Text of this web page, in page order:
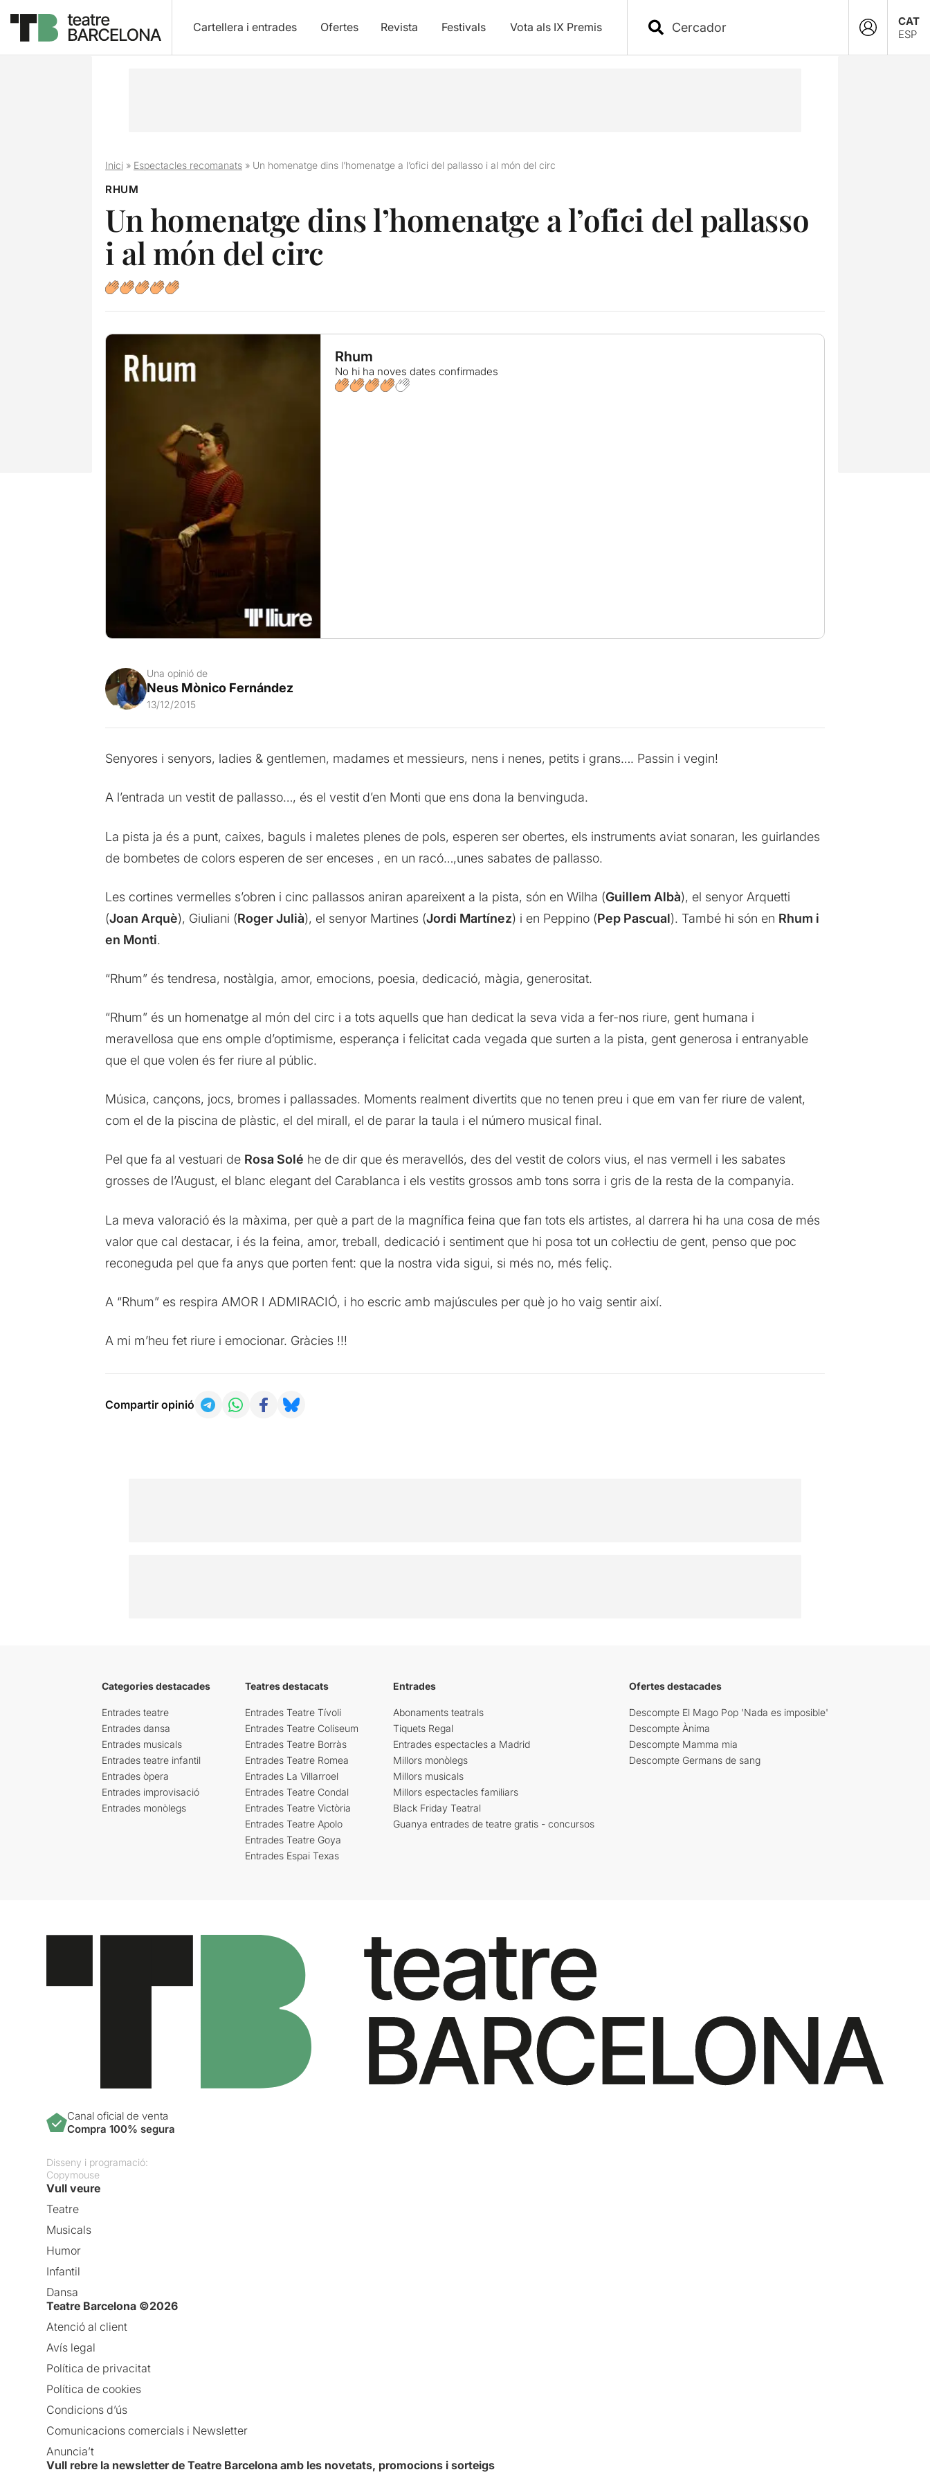
Cartellera i entrades Ofertes Revista Festivals Vota als IX Premis
CAT
ESP
Inici» Espectacles recomanats» Un homenatge dins l’homenatge a l’ofici del pallasso i al món del circ
RHUM
Un homenatge dins l’homenatge a l’ofici del pallasso
i al món del circ
Rhum
No hi ha noves dates confirmades
Una opinió de
Neus Mònico Fernández
13/12/2015
Senyores i senyors, ladies & gentlemen, madames et messieurs, nens i nenes, petits i grans…. Passin i vegin!
A l’entrada un vestit de pallasso…, és el vestit d’en Monti que ens dona la benvinguda.
La pista ja és a punt, caixes, baguls i maletes plenes de pols, esperen ser obertes, els instruments aviat sonaran, les guirlandes
de bombetes de colors esperen de ser enceses , en un racó…,unes sabates de pallasso.
Les cortines vermelles s’obren i cinc pallassos aniran apareixent a la pista, són en Wilha (Guillem Albà), el senyor Arquetti
(Joan Arquè), Giuliani (Roger Julià), el senyor Martines (Jordi Martínez) i en Peppino (Pep Pascual). També hi són en Rhum i
en Monti.
“Rhum” és tendresa, nostàlgia, amor, emocions, poesia, dedicació, màgia, generositat.
“Rhum” és un homenatge al món del circ i a tots aquells que han dedicat la seva vida a fer-nos riure, gent humana i
meravellosa que ens omple d’optimisme, esperança i felicitat cada vegada que surten a la pista, gent generosa i entranyable
que el que volen és fer riure al públic.
Música, cançons, jocs, bromes i pallassades. Moments realment divertits que no tenen preu i que em van fer riure de valent,
com el de la piscina de plàstic, el del mirall, el de parar la taula i el número musical final.
Pel que fa al vestuari de Rosa Solé he de dir que és meravellós, des del vestit de colors vius, el nas vermell i les sabates
grosses de l’August, el blanc elegant del Carablanca i els vestits grossos amb tons sorra i gris de la resta de la companyia.
La meva valoració és la màxima, per què a part de la magnífica feina que fan tots els artistes, al darrera hi ha una cosa de més
valor que cal destacar, i és la feina, amor, treball, dedicació i sentiment que hi posa tot un col·lectiu de gent, penso que poc
reconeguda pel que fa anys que porten fent: que la nostra vida sigui, si més no, més feliç.
A “Rhum” es respira AMOR I ADMIRACIÓ, i ho escric amb majúscules per què jo ho vaig sentir així.
A mi m’heu fet riure i emocionar. Gràcies !!!
Compartir opinió
Categories destacades
Entrades teatre
Entrades dansa
Entrades musicals
Entrades teatre infantil
Entrades òpera
Entrades improvisació
Entrades monòlegs
Teatres destacats
Entrades Teatre Tívoli
Entrades Teatre Coliseum
Entrades Teatre Borràs
Entrades Teatre Romea
Entrades La Villarroel
Entrades Teatre Condal
Entrades Teatre Victòria
Entrades Teatre Apolo
Entrades Teatre Goya
Entrades Espai Texas
Entrades
Abonaments teatrals
Tiquets Regal
Entrades espectacles a Madrid
Millors monòlegs
Millors musicals
Millors espectacles familiars
Black Friday Teatral
Guanya entrades de teatre gratis - concursos
Ofertes destacades
Descompte El Mago Pop 'Nada es imposible'
Descompte Ànima
Descompte Mamma mia
Descompte Germans de sang
Canal oficial de venta
Compra 100% segura
Disseny i programació:
Copymouse
Vull veure
Teatre
Musicals
Humor
Infantil
Dansa
Teatre Barcelona ©2026
Atenció al client
Avís legal
Política de privacitat
Política de cookies
Condicions d’ús
Comunicacions comercials i Newsletter
Anuncia’t
Vull rebre la newsletter de Teatre Barcelona amb les novetats, promocions i sorteigs